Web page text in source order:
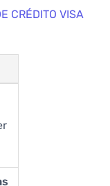
CRÉDITO VISA